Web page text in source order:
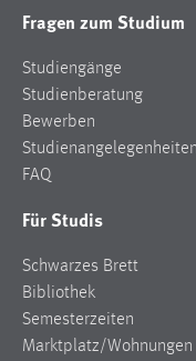
Fragen zum Studium
Studiengänge
Studienberatung
Bewerben
Studienangelegenheiten
FAQ
Für Studis
Schwarzes Brett
Bibliothek
Semesterzeiten
Marktplatz/Wohnungen